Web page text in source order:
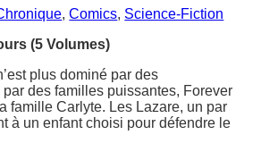
, Comics, Science-Fiction
(5 Volumes)
plus dominé par des
des familles puissantes, Forever
famille Carlyte. Les Lazare, un par
à un enfant choisi pour défendre le